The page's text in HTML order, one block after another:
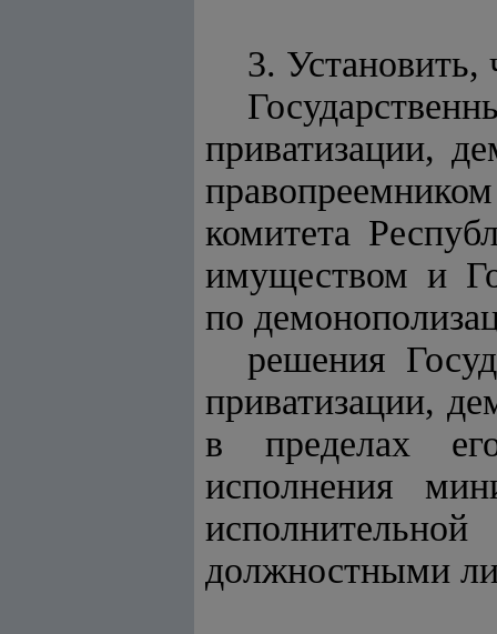
3. Установить,
приватизации,
комитета
имуществом и
по
решения
приватизации,
в пределах
исполнения
должностными